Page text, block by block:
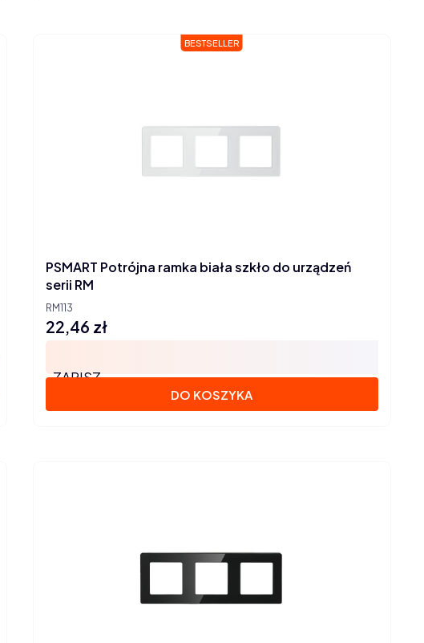
BESTSELLER
RM113
PSMART Potrójna ramka biała szkło do urządzeń
serii RM
Cena
22,46 zł
ZAPISZ
DO KOSZYKA